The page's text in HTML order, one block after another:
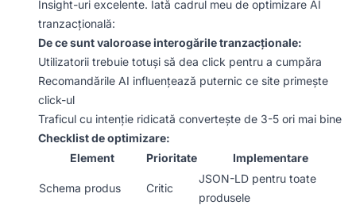
Insight-uri excelente. Iată cadrul meu de optimizare AI
tranzacțională:
De ce sunt valoroase interogările tranzacționale:
Utilizatorii trebuie totuși să dea click pentru a cumpăra
Recomandările AI influențează puternic ce site primește
click-ul
Traficul cu intenție ridicată convertește de 3-5 ori mai bine
Checklist de optimizare:
Element
Prioritate Implementare
Schema produs Critic
JSON-LD pentru toate
produsele